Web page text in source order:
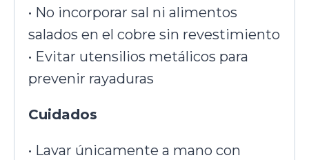
• No incorporar sal ni alimentos
salados en el cobre sin revestimiento
• Evitar utensilios metálicos para
prevenir rayaduras
Cuidados
• Lavar únicamente a mano con